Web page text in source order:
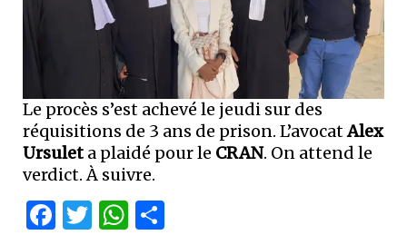
Le procès s’est achevé le jeudi sur des
réquisitions de 3 ans de prison. L’avocatAlex
Ursulet a plaidé pour le CRAN. On attend le
verdict. À suivre.
Facebook
Twitter
WhatsApp